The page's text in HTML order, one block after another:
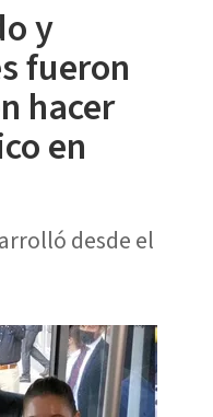
y
fueron
hacer
en
desde el